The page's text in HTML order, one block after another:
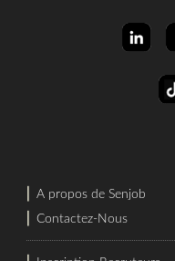
A propos de Senjob
Contactez-Nous